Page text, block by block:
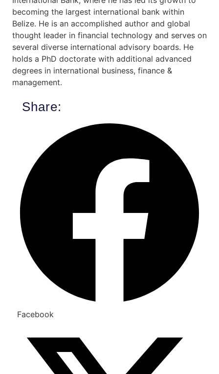
becoming the largest international bank within
Belize. He is an accomplished author and global
thought leader in financial technology and serves on
several diverse international advisory boards. He
holds a PhD doctorate with additional advanced
degrees in international business, finance &
management.
Share:
Facebook